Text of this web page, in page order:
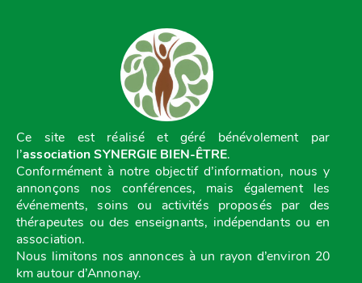
Ce site est réalisé et géré bénévolement par
l’association SYNERGIE BIEN-ÊTRE.
Conformément à notre objectif d’information, nous y
annonçons nos conférences, mais également les
événements, soins ou activités proposés par des
thérapeutes ou des enseignants, indépendants ou en
association.
Nous limitons nos annonces à un rayon d’environ 20
km autour d’Annonay.